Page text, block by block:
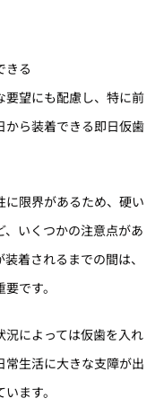
きる
要望にも配慮し、特に前
から装着できる即日仮歯
限界があるため、硬い
いくつかの注意点があ
着されるまでの間は、
です。
によっては仮歯を入れ
生活に大きな支障が出
ます。